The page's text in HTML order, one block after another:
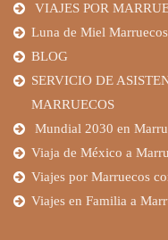
VIAJES POR
Luna de Miel Marruecos
BLOG
SERVICIO DE
MARRUECOS
Mundial 2030 en
Viaja de México a
Viajes por Marruecos
Viajes en Familia a